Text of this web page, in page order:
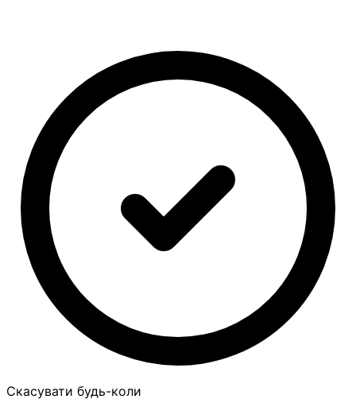
Скасувати будь-коли